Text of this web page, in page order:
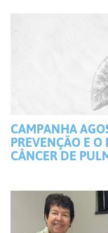
CAMPANHA
PREVENÇÃO E
CÂNCER DE